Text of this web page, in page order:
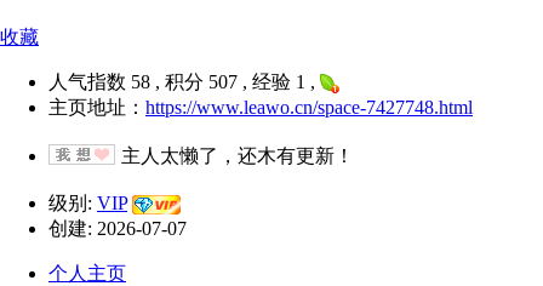
收藏
人气指数 58 , 积分 507 , 经验 1 ,
主页地址： https://www.leawo.cn/space-7427748.html
主人太懒了，还木有更新！
级别: VIP
创建: 2026-07-07
个人主页